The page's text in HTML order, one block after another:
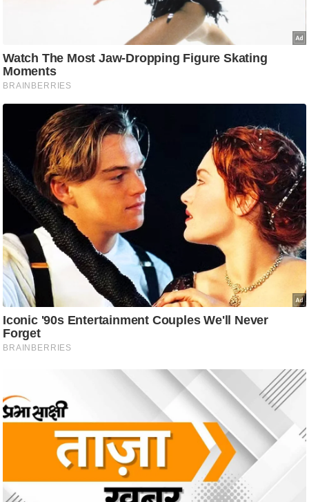
न
घ
रे
प
र्य
न
स्थ
ल
फि
ट
ने
स
रि
ले
प